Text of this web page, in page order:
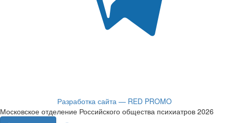
Разработка сайта — RED PROMO
Московское отделение Российского общества психиатров 2026